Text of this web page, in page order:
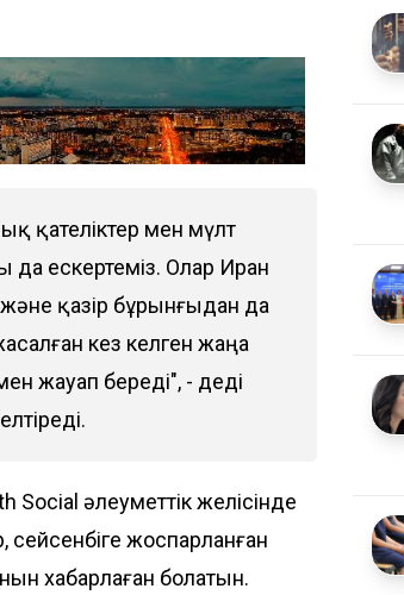
қателіктер мен мүлт
да ескертеміз. Олар Иран
қазір бұрынғыдан да
кез келген жаңа
жауап береді", - деді
әлеуметтік желісінде
сейсенбіге жоспарланған
хабарлаған болатын.